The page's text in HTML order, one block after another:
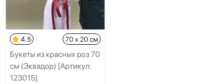
4.5 70 x 20 см
Букеты из красных роз 70
см (Эквадор) [Артикул:
123015]